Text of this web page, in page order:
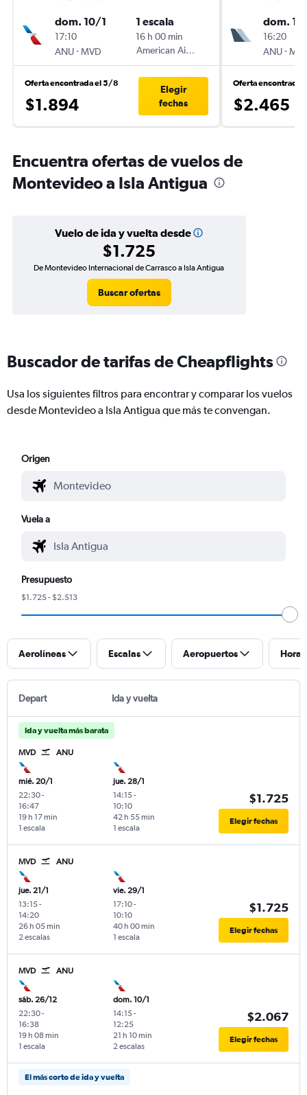
dom. 10/1
17:10
ANU-MVD
1 escala
16 h 00 min
American Airlines
Oferta encontrada el 5/8
$1.894
Elegir
fechas
dom.
16:20
ANU-
Oferta encontrada
$2.465
Encuentra ofertas de vuelos de
Montevideo a Isla Antigua
Vuelo de ida y vuelta desde
$1.725
De Montevideo Internacional de Carrasco a Isla Antigua
Buscar ofertas
Buscador de tarifas de Cheapflights
Usa los siguientes filtros para encontrar y comparar los vuelos
desde Montevideo a Isla Antigua que más te convengan.
Origen
Vuela a
Presupuesto
$1.725 - $2.513
Aerolíneas Escalas Aeropuertos
Depart Ida y vuelta
Ida y vuelta más barata
MVD ANU
mié. 20/1
22:30-
16:47
1 escala
19 h 17 min
jue. 28/1
14:15-
10:10
1 escala
42 h 55 min
$1.725
Elegir fechas
MVD ANU
jue. 21/1
13:15-
14:20
2 escalas
26 h 05 min
vie. 29/1
17:10-
10:10
1 escala
40 h 00 min
$1.725
Elegir fechas
MVD ANU
sáb. 26/12
22:30-
16:38
1 escala
19 h 08 min
dom. 10/1
14:15-
12:25
2 escalas
21 h 10 min
$2.067
Elegir fechas
El más corto de ida y vuelta